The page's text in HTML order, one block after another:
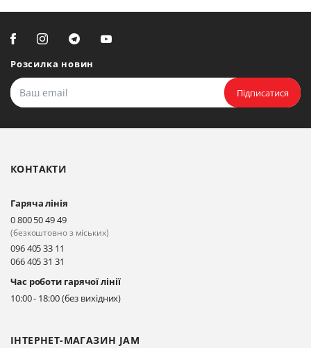
Розсилка новин
Підписатися
ІНТЕРНЕТ-МАГАЗИН JAM
КОНТАКТИ
Гаряча лінія
0 800 50 49 49
(безкоштовно з міських)
096 405 33 11
066 405 31 31
Час роботи гарячої лінії
10:00 - 18:00 (без вихідних)